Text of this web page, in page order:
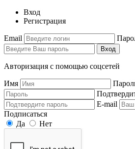
Вход
Регистрация
Email
Вход
Авторизация с помощью соцсетей
Имя
E-mail
Подписаться
Да
Нет